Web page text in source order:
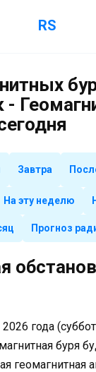
RS
-
Завтра
На эту неделю
Прогноз
года
буря
геомагнитная